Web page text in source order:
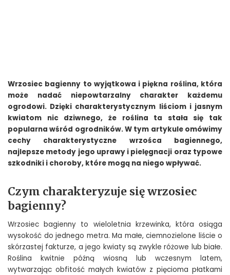
Wrzosiec bagienny to wyjątkowa i piękna roślina, która
może nadać niepowtarzalny charakter każdemu
ogrodowi. Dzięki charakterystycznym liściom i jasnym
kwiatom nic dziwnego, że roślina ta stała się tak
popularna wśród ogrodników. W tym artykule omówimy
cechy charakterystyczne wrzośca bagiennego,
najlepsze metody jego uprawy i pielęgnacji oraz typowe
szkodniki i choroby, które mogą na niego wpływać.
Czym charakteryzuje się wrzosiec
bagienny?
Wrzosiec bagienny to wieloletnia krzewinka, która osiąga
wysokość do jednego metra. Ma małe, ciemnozielone liście o
skórzastej fakturze, a jego kwiaty są zwykle różowe lub białe.
Roślina kwitnie późną wiosną lub wczesnym latem,
wytwarzając obfitość małych kwiatów z pięcioma płatkami